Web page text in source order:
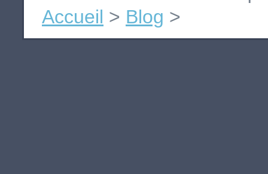
Accueil > Blog >